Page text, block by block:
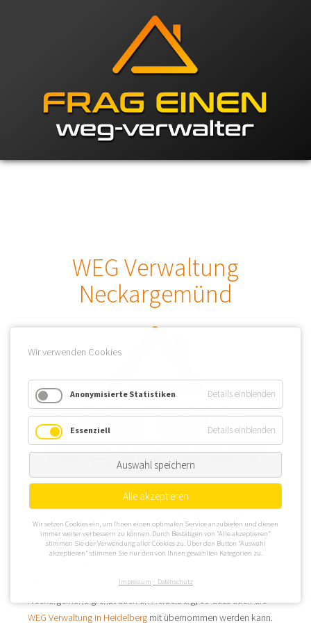
WEG Verwaltung
Neckargemünd
Die Gemeinde im Rhein-Neckar Kreis bietet tolle Immobilien am
Neckar, der im Norden oft die Grenze zu Hessen ist. Damit ist
Verwaltung in Hessen relativ unkompliziert möglich.
Neckargemünd grenzt auch an Heidelberg, so dass auch die
WEG Verwaltung in Heidelberg mit übernommen werden kann.
Wir verwenden Cookies
Anonymisierte Statistiken Details einblenden
Essenziell Details einblenden
Auswahl speichern
Alle akzeptieren
Wir setzen Cookies ein, um Ihnen einen optimalen Service anzubieten und diesen
immer weiter verbessern zu können. Durch Bestätigen von “Alle akzeptieren”
stimmen Sie der Verwendung aller Cookies zu. Über den Button “Auswahl
akzeptieren” stimmen Sie nur den von Ihnen gewählten Kategorien zu.
Impressum Datenschutz